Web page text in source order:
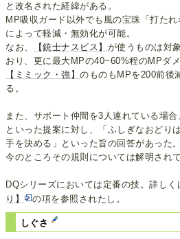
と改名された経緯がある。
MP吸収ガード以外でも風の宝珠「打た
によって軽減・無効化が可能。
なお、
【銃士ナスビス】 が使うものは対
おり、更に最大MPの40~60%程のMPダ
【ミミック・強】のものもMPを200前後
る。
また、サポート仲間を3人連れている場
といった提案に対し、「ふしぎなおどり
手を決める」といった旨の回答があった。
今のところその規則については解明され
DQシリーズにおいては定番の技。詳しく
り】
の項を参照されたし。
しぐさ